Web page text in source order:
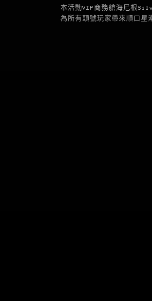
本活動VIP商務艙海尼根
為所有頭號玩家帶來順口星